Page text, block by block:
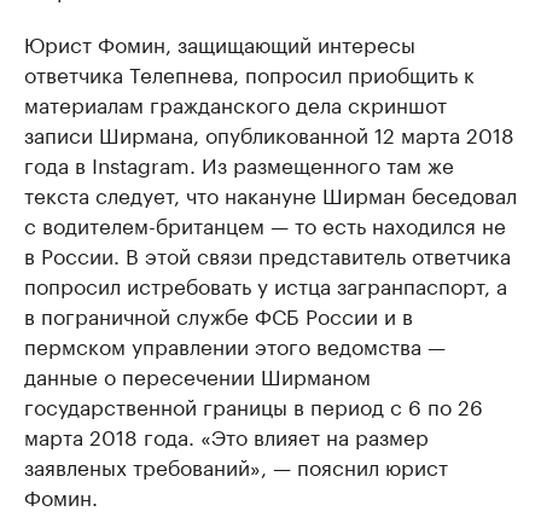
Юрист Фомин, защищающий интересы
ответчика Телепнева, попросил приобщить к
материалам гражданского дела скриншот
записи Ширмана, опубликованной 12 марта 2018
года в Instagram. Из размещенного там же
текста следует, что накануне Ширман беседовал
с водителем-британцем — то есть находился не
в России. В этой связи представитель ответчика
попросил истребовать у истца загранпаспорт, а
в пограничной службе ФСБ России и в
пермском управлении этого ведомства —
данные о пересечении Ширманом
государственной границы в период с 6 по 26
марта 2018 года. «Это влияет на размер
заявленых требований», — пояснил юрист
Фомин.